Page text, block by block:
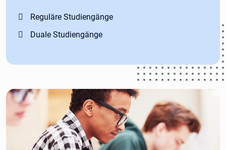
Reguläre Studiengänge
Duale Studiengänge